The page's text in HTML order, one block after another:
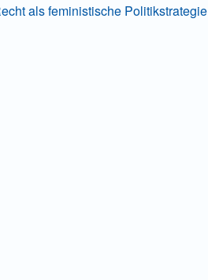
als feministische Politikstrategie